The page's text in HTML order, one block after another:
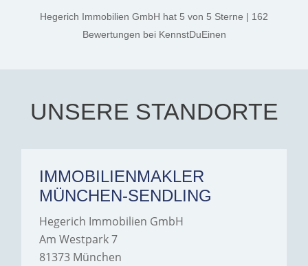
thanks, and a huge part of
the credit goes to Amelie
Jamrowâ€”she was
exceptionally professional,
Hegerich Immobilien to
anyone looking for a home.
Hegerich Immobilien GmbH hat 5 von 5 Sterne | 162
Bewertungen bei KennstDuEinen
UNSERE STANDORTE
IMMOBILIENMAKLER
MÜNCHEN-SENDLING
Hegerich Immobilien GmbH
Am Westpark 7
81373 München